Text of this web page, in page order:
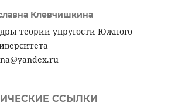
Клевчишкина
теории упругости Южного
ССЫЛКИ